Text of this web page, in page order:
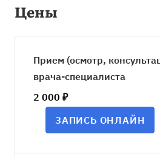
Цены
Прием (осмотр,
врача-специалиста
2 000 ₽
ЗАПИСЬ ОНЛАЙН